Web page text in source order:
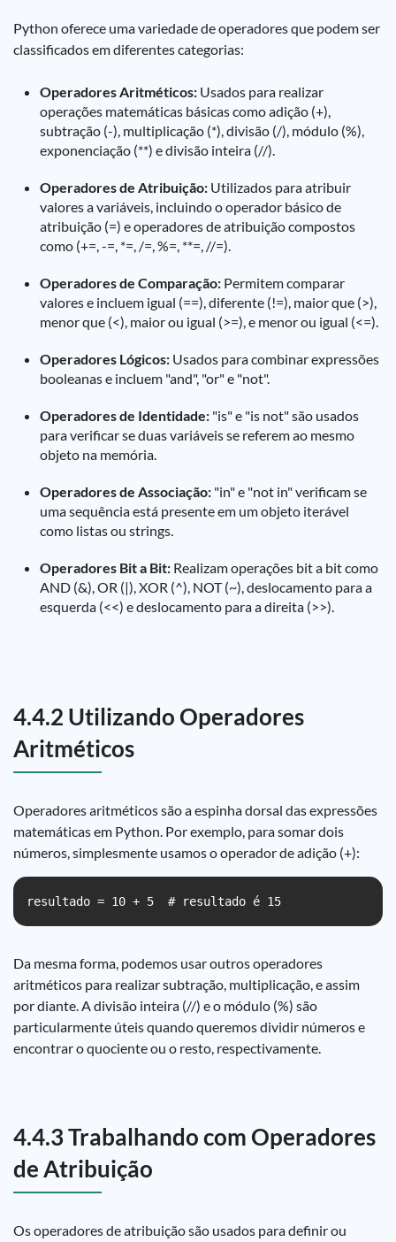
Python oferece uma variedade de operadores que podem ser
classificados em diferentes categorias:
Operadores Aritméticos: Usados para realizar
operações matemáticas básicas como adição (+),
subtração (-), multiplicação (*), divisão (/), módulo (%),
exponenciação (**) e divisão inteira (//).
Operadores de Atribuição: Utilizados para atribuir
valores a variáveis, incluindo o operador básico de
atribuição (=) e operadores de atribuição compostos
como (+=, -=, *=, /=, %=, **=, //=).
Operadores de Comparação: Permitem comparar
valores e incluem igual (==), diferente (!=), maior que (>),
menor que (<), maior ou igual (>=), e menor ou igual (<=).
Operadores Lógicos: Usados para combinar expressões
booleanas e incluem "and", "or" e "not".
Operadores de Identidade: "is" e "is not" são usados
para verificar se duas variáveis se referem ao mesmo
objeto na memória.
Operadores de Associação: "in" e "not in" verificam se
uma sequência está presente em um objeto iterável
como listas ou strings.
Operadores Bit a Bit: Realizam operações bit a bit como
AND (&), OR (|), XOR (^), NOT (~), deslocamento para a
esquerda (<<) e deslocamento para a direita (>>).
4.4.2 Utilizando Operadores
Aritméticos
Operadores aritméticos são a espinha dorsal das expressões
matemáticas em Python. Por exemplo, para somar dois
números, simplesmente usamos o operador de adição (+):
resultado = 10 + 5  # resultado é 15
Da mesma forma, podemos usar outros operadores
aritméticos para realizar subtração, multiplicação, e assim
por diante. A divisão inteira (//) e o módulo (%) são
particularmente úteis quando queremos dividir números e
encontrar o quociente ou o resto, respectivamente.
4.4.3 Trabalhando com Operadores
de Atribuição
Os operadores de atribuição são usados para definir ou